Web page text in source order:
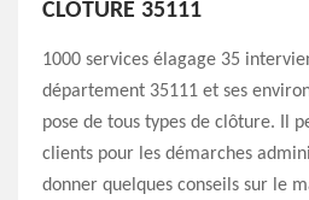
CLÔTURE 35111
1000 services élagage 35
département 35111 et ses
pose de tous types de clôture. Il
clients pour les démarches
donner quelques conseils sur le